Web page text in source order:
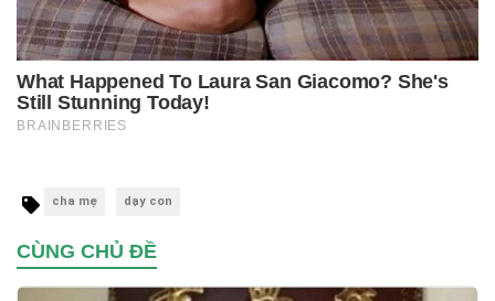
cha mẹ dạy con
CÙNG CHỦ ĐỀ